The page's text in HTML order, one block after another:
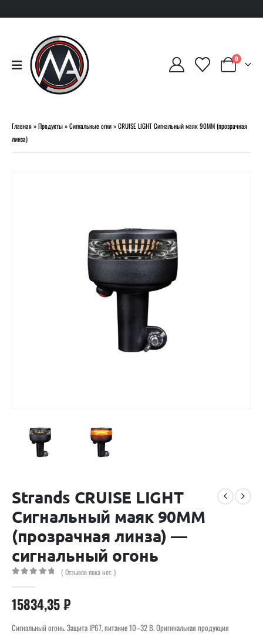
0
Главная»Продукты»Сигнальные огни»CRUISE LIGHT Сигнальный маяк 90MM (прозрачная
линза)
Strands CRUISE LIGHT
Сигнальный маяк 90MM
(прозрачная линза) —
сигнальный огонь
( Отзывов пока нет. )
15834,35₽
Сигнальный огонь. Защита IP67, питание 10–32 В. Оригинальная продукция